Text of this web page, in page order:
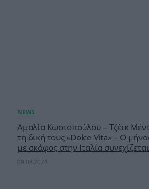
Αμαλία Κωστοπούλου – Τζέικ
τη δική τους «Dolce Vita» – Ο
με σκάφος στην Ιταλία συνεχίζεται
09.08.2026